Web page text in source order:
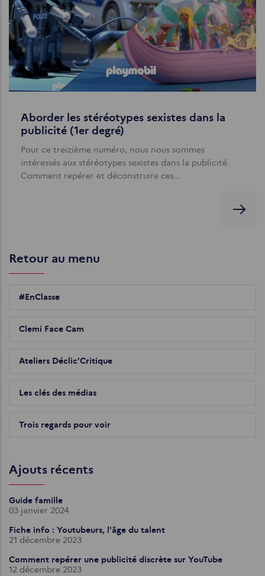
Aborder les stéréotypes sexistes dans la
publicité (1er degré)
Pour ce treizième numéro, nous nous sommes
intéressés aux stéréotypes sexistes dans la publicité.
Comment repérer et déconstruire ces…
Retour au menu
#EnClasse
Clemi Face Cam
Ateliers Déclic'Critique
Les clés des médias
Trois regards pour voir
Ajouts récents
Guide famille
03 janvier 2024
Fiche info : Youtubeurs, l'âge du talent
21 décembre 2023
Comment repérer une publicité discrète sur YouTube
12 décembre 2023